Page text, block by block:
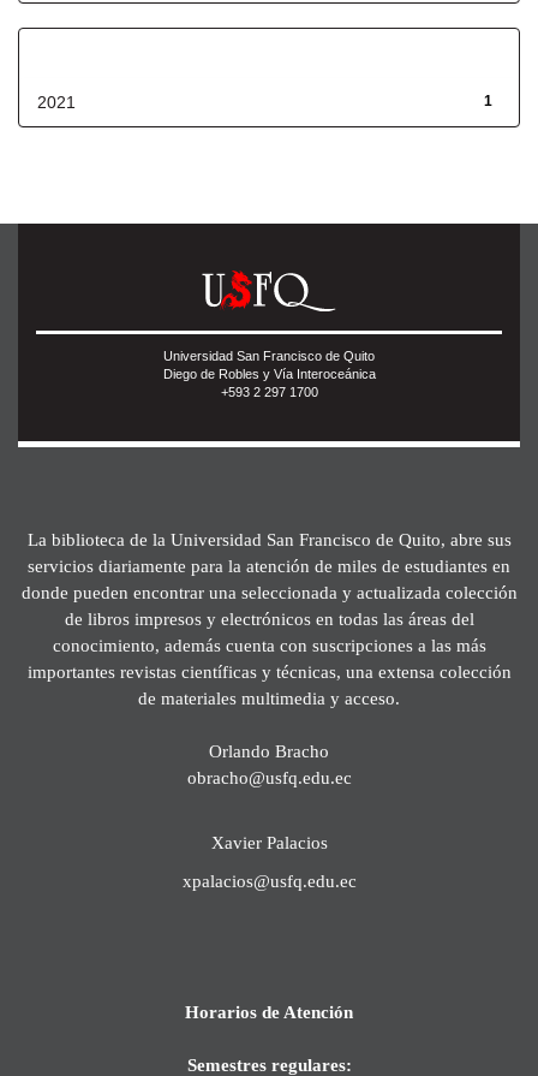
1
2021
Universidad San Francisco de Quito
Diego de Robles y Vía Interoceánica
+593 2 297 1700
La biblioteca de la Universidad San Francisco de Quito, abre sus
servicios diariamente para la atención de miles de estudiantes en
donde pueden encontrar una seleccionada y actualizada colección
de libros impresos y electrónicos en todas las áreas del
conocimiento, además cuenta con suscripciones a las más
importantes revistas científicas y técnicas, una extensa colección
de materiales multimedia y acceso.
Orlando Bracho
obracho@usfq.edu.ec
Xavier Palacios
xpalacios@usfq.edu.ec
Horarios de Atención
Semestres regulares: